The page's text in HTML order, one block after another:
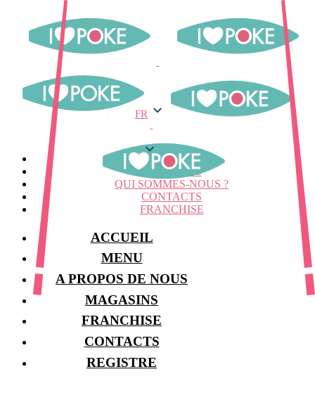
FR
MENU
MAGASINS
QUI SOMMES-NOUS ?
CONTACTS
FRANCHISE
ACCUEIL
MENU
A PROPOS DE NOUS
MAGASINS
FRANCHISE
CONTACTS
REGISTRE